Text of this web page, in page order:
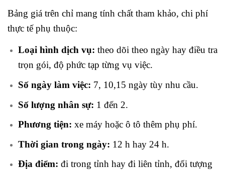
Bảng giá trên chỉ mang tính chất tham khảo, chi phí
thực tế phụ thuộc:
Loại hình dịch vụ: theo dõi theo ngày hay điều tra
trọn gói, độ phức tạp từng vụ việc.
Số ngày làm việc: 7, 10,15 ngày tùy nhu cầu.
Số lượng nhân sự: 1 đến 2.
Phương tiện: xe máy hoặc ô tô thêm phụ phí.
Thời gian trong ngày: 12 h hay 24 h.
Địa điểm: đi trong tỉnh hay đi liên tỉnh, đối tượng